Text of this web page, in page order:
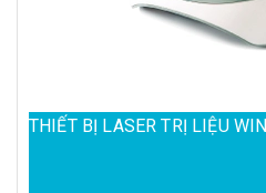
THIẾT BỊ LASER TRỊ LIỆU